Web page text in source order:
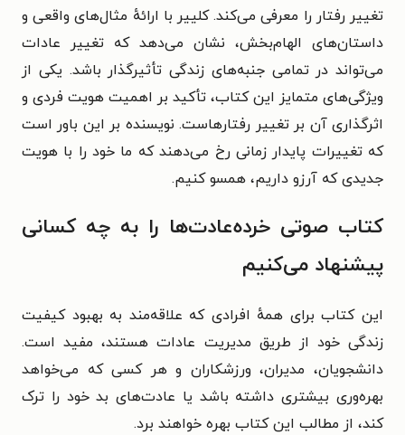
تغییر رفتار را معرفی می‌کند. کلییر با ارائهٔ مثال‌های واقعی و
داستان‌های الهام‌بخش، نشان می‌دهد که تغییر عادات
می‌تواند در تمامی جنبه‌های زندگی تأثیرگذار باشد. یکی از
ویژگی‌های متمایز این کتاب، تأکید بر اهمیت هویت فردی و
اثرگذاری آن بر تغییر رفتارهاست. نویسنده بر این باور است
که تغییرات پایدار زمانی رخ می‌دهند که ما خود را با هویت
جدیدی که آرزو داریم، همسو کنیم.
کتاب صوتی خرده‌عادت‌ها را به چه کسانی
پیشنهاد می‌کنیم
این کتاب برای همهٔ افرادی که علاقه‌مند به بهبود کیفیت
زندگی خود از طریق مدیریت عادات هستند، مفید است.
دانشجویان، مدیران، ورزشکاران و هر کسی که می‌خواهد
بهره‌وری بیشتری داشته باشد یا عادت‌های بد خود را ترک
کند، از مطالب این کتاب بهره خواهند برد.